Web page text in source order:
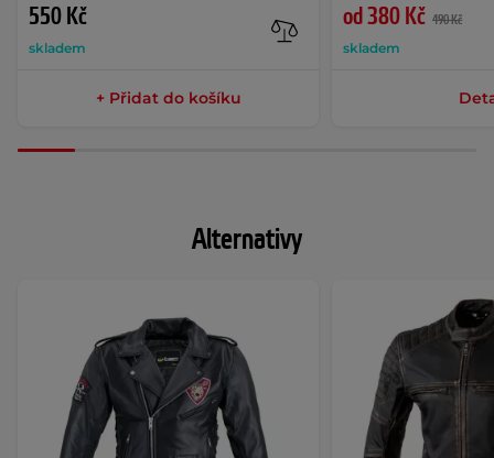
550 Kč
skladem
+ Přidat do košíku
od 380 Kč 490 Kč
skladem
Alternativy